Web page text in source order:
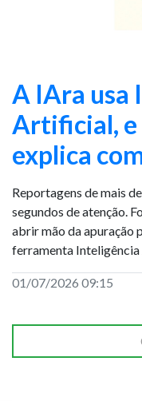
A IAra usa
Artificial, e
explica
Reportagens de mais
segundos de atenção.
abrir mão da apuração
ferramenta
01/07/2026 09:15